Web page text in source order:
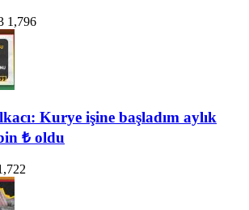
1,796
Kurye işine başladım aylık
₺ oldu